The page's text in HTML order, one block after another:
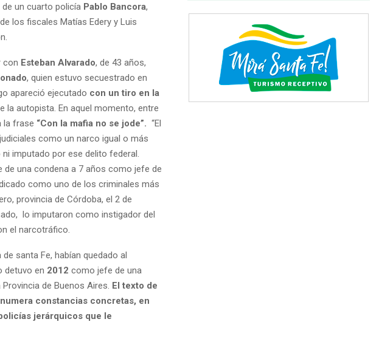
un cuarto policía Pablo Bancora,
los fiscales Matías Edery y Luis
con Esteban Alvarado, de 43 años,
, quien estuvo secuestrado en
apareció ejecutado con un tiro en la
la autopista. En aquel momento, entre
la frase “Con la mafia no se jode”. “El
como un narco igual o más
imputado por ese delito federal.
de una condena a 7 años como jefe de
como uno de los criminales más
provincia de Córdoba, el 2 de
lo imputaron como instigador del
el narcotráfico.
santa Fe, habían quedado al
detuvo en 2012 como jefe de una
de Buenos Aires. El texto de
constancias concretas, en
jerárquicos que le